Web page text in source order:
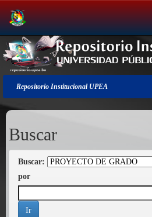
Salir
de
la
navegación
Repositorio Institucional UPEA
Buscar
Buscar:
por